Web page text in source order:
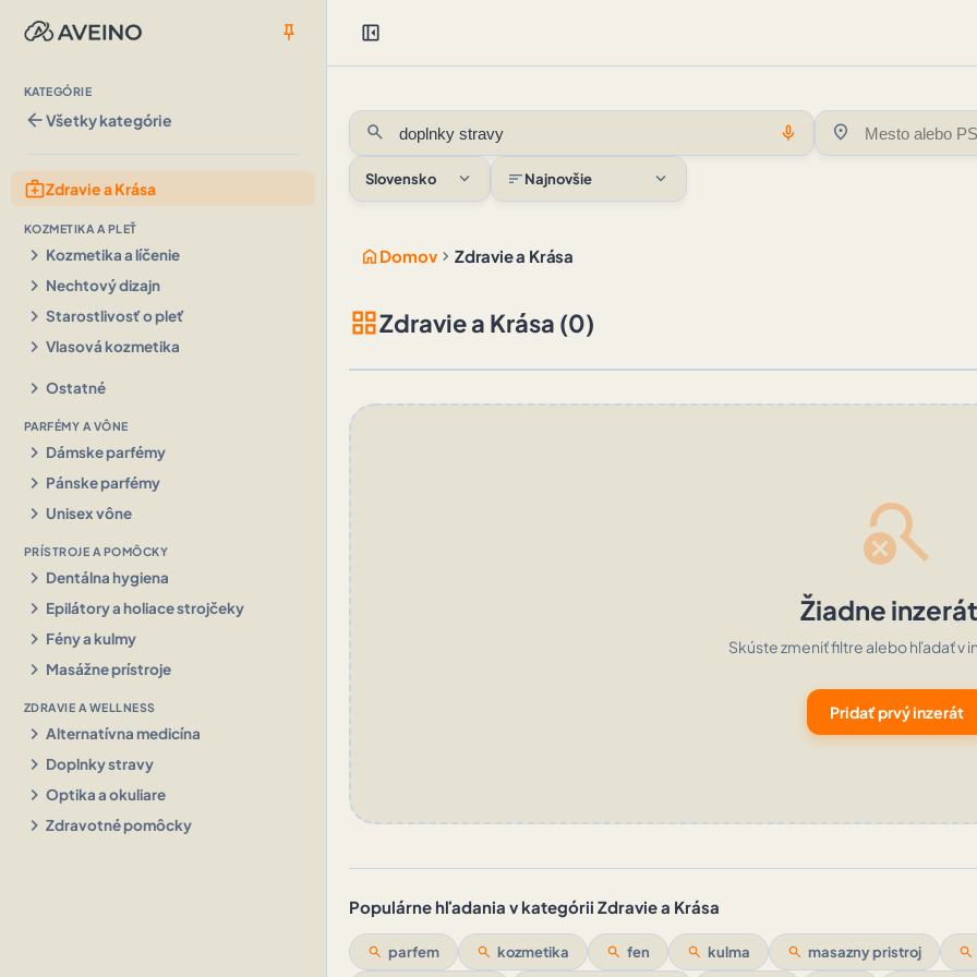
push_pin
KATEGÓRIE
arrow_backVšetky kategórie
medical_servicesZdravie a Krása
KOZMETIKA A PLEŤ
chevron_right Kozmetika a líčenie
chevron_right Nechtový dizajn
chevron_right Starostlivosť o pleť
chevron_right Vlasová kozmetika
chevron_right Ostatné
PARFÉMY A VÔNE
chevron_right Dámske parfémy
chevron_right Pánske parfémy
chevron_right Unisex vône
PRÍSTROJE A POMÔCKY
chevron_right Dentálna hygiena
chevron_right Epilátory a holiace strojčeky
chevron_right Fény a kulmy
chevron_right Masážne prístroje
ZDRAVIE A WELLNESS
chevron_right Alternatívna medicína
chevron_right Doplnky stravy
chevron_right Optika a okuliare
chevron_right Zdravotné pomôcky
left_panel_close
search mic location_on
Slovensko expand_more sortNajnovšie expand_more
home Domov chevron_right Zdravie a Krása
grid_viewZdravie a Krása (0)
search_off
Žiadne
Skúste zmeniť filtre alebo hľadať v
Pridať prvý inzerát
Populárne hľadania v kategórii Zdravie a Krása
search parfem search kozmetika search fen search kulma search masazny pristroj search